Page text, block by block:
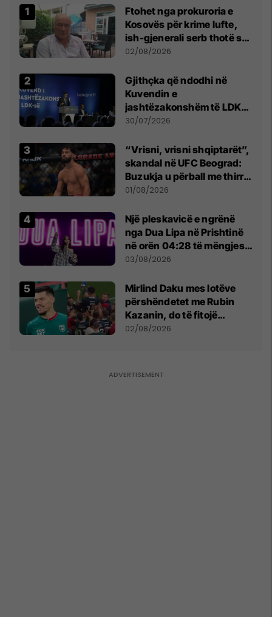
Ftohet nga prokuroria e
Kosovës për krime lufte,
ish-gjenerali serb thotë se
dikush e tradhtoi në
02/08/2026
Gjithçka që ndodhi në
Kuvendin e
jashtëzakonshëm të LDK-
së
30/07/2026
“Vrisni, vrisni shqiptarët”,
skandal në UFC Beograd:
Buzukja u përball me thirrje
anti-shqiptare nga
01/08/2026
Një pleskavicë e ngrënë
nga Dua Lipa në Prishtinë
në orën 04:28 të mëngjesit
- dhe bota digjitale serbe
03/08/2026
Mirlind Daku mes lotëve
përshëndetet me Rubin
Kazanin, do të fitojë
miliona te Spartak Moska
02/08/2026